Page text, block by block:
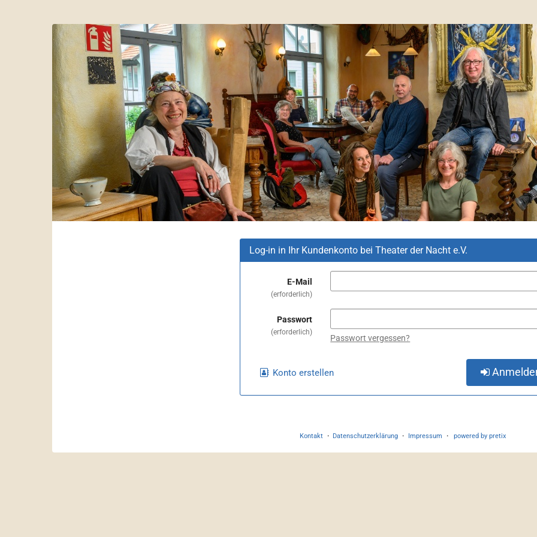
Theater
der
Nacht
e.V.
Log-in in Ihr Kundenkonto bei Theater der Nacht e.V.
E-Mail
erforderlich
Passwort
erforderlich
Passwort vergessen?
Konto erstellen
Kontakt Datenschutzerklärung Impressum powered by pretix